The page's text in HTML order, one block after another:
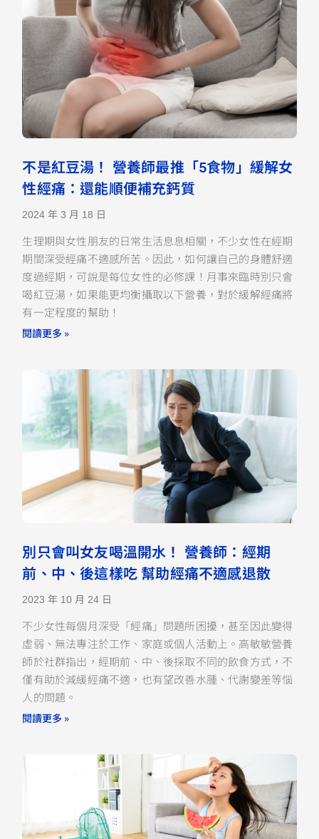
不是紅豆湯！ 營養師最推「5食物」緩解女
性經痛：還能順便補充鈣質
2024 年 3 月 18 日
生理期與女性朋友的日常生活息息相關，不少女性在經期
期間深受經痛不適感所苦。因此，如何讓自己的身體舒適
度過經期，可說是每位女性的必修課！月事來臨時別只會
喝紅豆湯，如果能更均衡攝取以下營養，對於緩解經痛將
有一定程度的幫助！
閱讀更多 »
別只會叫女友喝溫開水！ 營養師：經期
前、中、後這樣吃 幫助經痛不適感退散
2023 年 10 月 24 日
不少女性每個月深受「經痛」問題所困擾，甚至因此變得
虛弱、無法專注於工作、家庭或個人活動上。高敏敏營養
師於社群指出，經期前、中、後採取不同的飲食方式，不
僅有助於減緩經痛不適，也有望改善水腫、代謝變差等惱
人的問題。
閱讀更多 »